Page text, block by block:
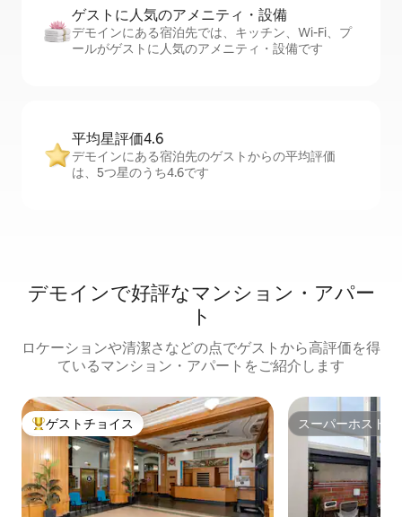
ゲストに人⁠気⁠のア⁠メ⁠ニ⁠テ⁠ィ・設⁠備
デモインにある宿泊先では、キッチン、Wi-Fi、プ
ールがゲストに人気のアメニティ・設備です
平均星評価4.6
デモインにある宿泊先のゲストからの平均評価
は、5つ星のうち4.6です
デモインで好評なマンション・アパー
ト
ロケーションや清潔さなどの点でゲストから高評価を得
ているマンション・アパートをご紹介します
大好評のゲストチョイスです。
ゲストチョイス スーパーホスト
スーパーホスト